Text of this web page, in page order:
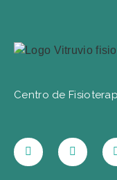
Centro de